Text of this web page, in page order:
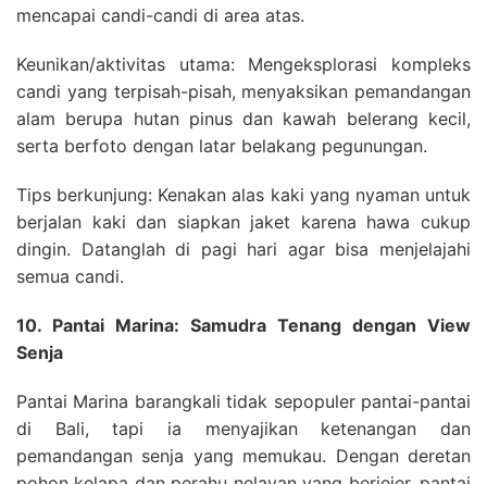
mencapai candi-candi di area atas.
Keunikan/aktivitas utama: Mengeksplorasi kompleks
candi yang terpisah-pisah, menyaksikan pemandangan
alam berupa hutan pinus dan kawah belerang kecil,
serta berfoto dengan latar belakang pegunungan.
Tips berkunjung: Kenakan alas kaki yang nyaman untuk
berjalan kaki dan siapkan jaket karena hawa cukup
dingin. Datanglah di pagi hari agar bisa menjelajahi
semua candi.
10. Pantai Marina: Samudra Tenang dengan View
Senja
Pantai Marina barangkali tidak sepopuler pantai-pantai
di Bali, tapi ia menyajikan ketenangan dan
pemandangan senja yang memukau. Dengan deretan